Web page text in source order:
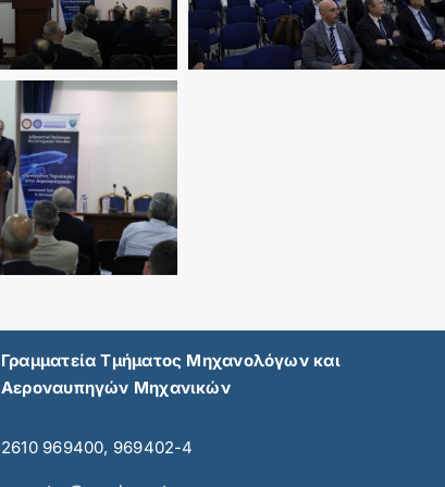
Γραμματεία Τμήματος Μηχανολόγων και
Αεροναυπηγών Μηχανικών
2610 969400, 969402-4